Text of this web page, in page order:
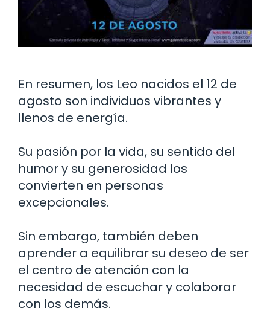
En resumen, los Leo nacidos el 12 de
agosto son individuos vibrantes y
llenos de energía.
Su pasión por la vida, su sentido del
humor y su generosidad los
convierten en personas
excepcionales.
Sin embargo, también deben
aprender a equilibrar su deseo de ser
el centro de atención con la
necesidad de escuchar y colaborar
con los demás.